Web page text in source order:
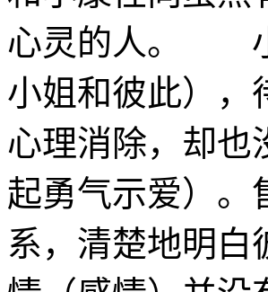
心灵的人。 小
小姐和彼此），
心理消除，却也
起勇气示爱）。
系，清楚地明白